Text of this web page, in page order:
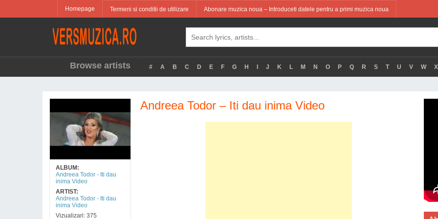
Homepage Termeni si conditii de utilizare Abonare muzica noua – Introduceti datele pentru a primi muzica noua
Browse artists # A B C D E F G H J K L M N O P Q R S T U V W X
ALBUM:
Andreea Todor - Iti dau
inima Video
ARTIST:
Andreea Todor - Iti dau
inima Video
Vizualizari: 375
Andreea Todor – Iti dau inima Video